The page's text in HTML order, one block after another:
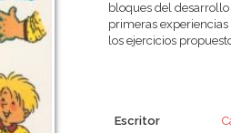
bloques del
primeras
los ejercicios
Escritor